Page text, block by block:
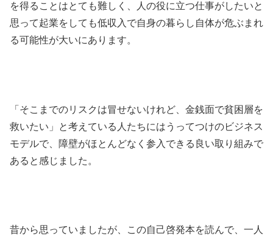
を得ることはとても難しく、人の役に立つ仕事がしたいと
思って起業をしても低収入で自身の暮らし自体が危ぶまれ
る可能性が大いにあります。
「そこまでのリスクは冒せないけれど、金銭面で貧困層を
救いたい」と考えている人たちにはうってつけのビジネス
モデルで、障壁がほとんどなく参入できる良い取り組みで
あると感じました。
昔から思っていましたが、この自己啓発本を読んで、一人